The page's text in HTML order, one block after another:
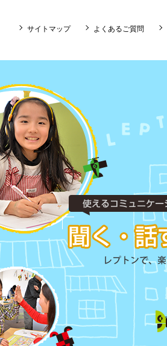
サイトマップ よくあるご質問